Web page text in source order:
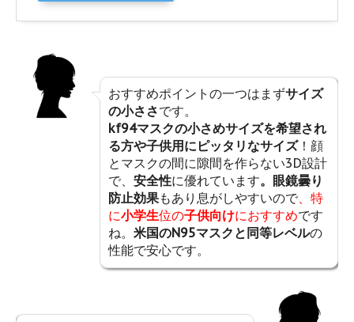
おすすめポイントの一つはまずサイズ
の小ささです。
kf94マスクの小さめサイズを希望され
る方や子供用にピッタリなサイズ！顔
とマスクの間に隙間を作らない3D設計
で、 安全性に優れています。眼鏡曇り
防止効果もあり息がしやすいので、特
に小学生位の子供向けにおすすめです
ね。 米国のN95マスクと同等レベルの
性能で安心です。